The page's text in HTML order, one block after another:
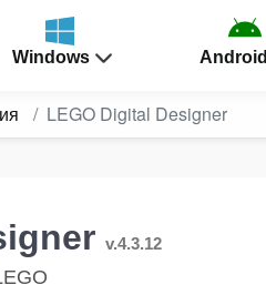
Windows Android
LEGO Digital Designer
v.4.3.12